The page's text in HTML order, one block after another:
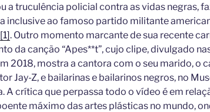
a truculência policial contra as vidas negras,
inclusive ao famoso partido militante
[1]. Outro momento marcante de sua recente
da canção “Apes**t”, cujo clipe, divulgado
2018, mostra a cantora com o seu marido, o
Jay-Z, e bailarinas e bailarinos negros, no
A crítica que perpassa todo o vídeo é em
máximo das artes plásticas no mundo,